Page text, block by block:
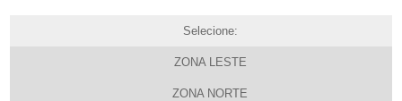
Selecione:
ZONA LESTE
ZONA NORTE